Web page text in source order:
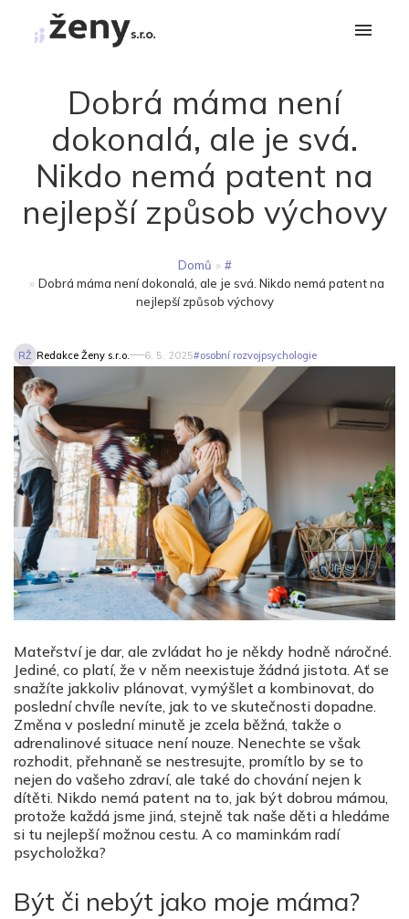
Dobrá máma není
dokonalá, ale je svá.
Nikdo nemá patent na
nejlepší způsob výchovy
Domů » #
» Dobrá máma není dokonalá, ale je svá. Nikdo nemá patent na
nejlepší způsob výchovy
RŽ Redakce Ženy s.r.o. 6. 5. 2025#osobní rozvojpsychologie
Mateřství je dar, ale zvládat ho je někdy hodně náročné.
Jediné, co platí, že v něm neexistuje žádná jistota. Ať se
snažíte jakkoliv plánovat, vymýšlet a kombinovat, do
poslední chvíle nevíte, jak to ve skutečnosti dopadne.
Změna v poslední minutě je zcela běžná, takže o
adrenalinové situace není nouze. Nenechte se však
rozhodit, přehnaně se nestresujte, promítlo by se to
nejen do vašeho zdraví, ale také do chování nejen k
dítěti. Nikdo nemá patent na to, jak být dobrou mámou,
protože každá jsme jiná, stejně tak naše děti a hledáme
si tu nejlepší možnou cestu. A co maminkám radí
psycholožka?
Být či nebýt jako moje máma?